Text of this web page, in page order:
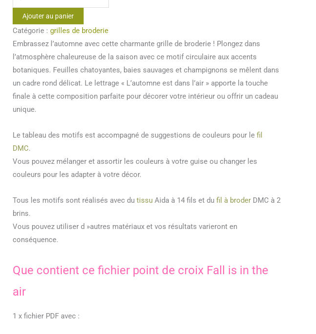
de
Point
de
croix
Fall
is
in
the
air
Ajouter au panier
Catégorie : grilles de broderie
Embrassez l’automne avec cette charmante grille de broderie ! Plongez dans
l’atmosphère chaleureuse de la saison avec ce motif circulaire aux accents
botaniques. Feuilles chatoyantes, baies sauvages et champignons se mêlent dans
un cadre rond délicat. Le lettrage « L’automne est dans l’air » apporte la touche
finale à cette composition parfaite pour décorer votre intérieur ou offrir un cadeau
unique.
Le tableau des motifs est accompagné de suggestions de couleurs pour le fil
DMC.
Vous pouvez mélanger et assortir les couleurs à votre guise ou changer les
couleurs pour les adapter à votre décor.
Tous les motifs sont réalisés avec du tissu Aida à 14 fils et du fil à broder DMC à 2
brins.
Vous pouvez utiliser d »autres matériaux et vos résultats varieront en
conséquence.
Que contient ce fichier point de croix Fall is in the
air
1 x fichier PDF avec :